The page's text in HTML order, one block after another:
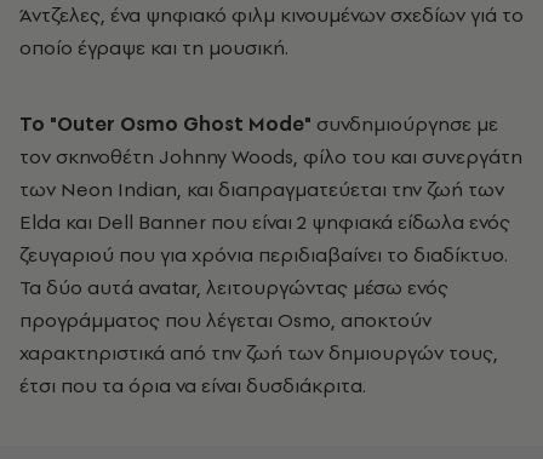
Άντζελες, ένα ψηφιακό φιλμ κινουμένων σχεδίων γιά το
οποίο έγραψε και τη μουσική.
Το "Outer Osmo Ghost Mode" συνδημιούργησε με
τον σκηνοθέτη Johnny Woods, φίλο του και συνεργάτη
των Neon Indian, και διαπραγματεύεται την ζωή των
Elda και Dell Banner που είναι 2 ψηφιακά είδωλα ενός
ζευγαριού που για χρόνια περιδιαβαίνει το διαδίκτυο.
Τα δύο αυτά avatar, λειτουργώντας μέσω ενός
προγράμματος που λέγεται Osmo, αποκτούν
χαρακτηριστικά από την ζωή των δημιουργών τους,
έτσι που τα όρια να είναι δυσδιάκριτα.